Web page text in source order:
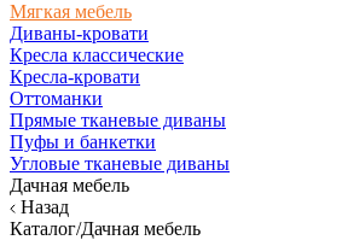
Мягкая мебель
Диваны-кровати
Кресла классические
Кресла-кровати
Оттоманки
Прямые тканевые диваны
Пуфы и банкетки
Угловые тканевые диваны
Дачная мебель
Назад
Каталог/Дачная мебель